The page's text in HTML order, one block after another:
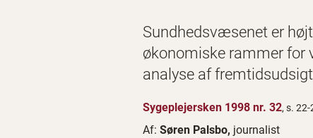
Sundhedsvæsenet er
økonomiske rammer for
analyse af
Sygeplejersken 1998 nr. 32, s. 22-
Af: Søren Palsbo, journalist